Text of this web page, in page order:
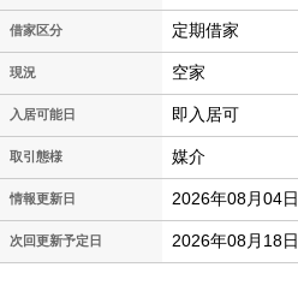
借家区分 定期借家
現況 空家
入居可能日 即入居可
取引態様 媒介
情報更新日 2026年08月04日
次回更新予定日 2026年08月18日